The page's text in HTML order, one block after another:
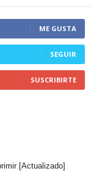
ME GUSTA
SEGUIR
SUSCRIBIRTE
[Actualizado]